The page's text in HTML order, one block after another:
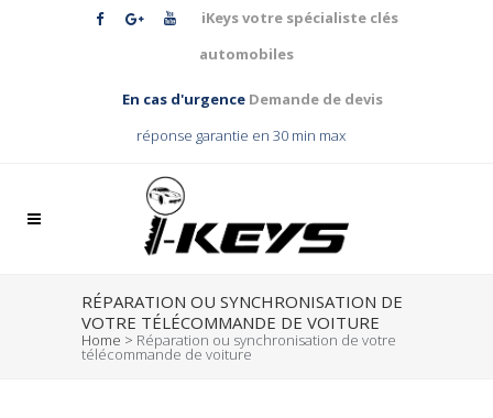
iKeys votre spécialiste clés
automobiles
En cas d'urgence Demande de devis
réponse garantie en 30 min max
RÉPARATION OU SYNCHRONISATION DE
VOTRE TÉLÉCOMMANDE DE VOITURE
Home > Réparation ou synchronisation de votre
télécommande de voiture